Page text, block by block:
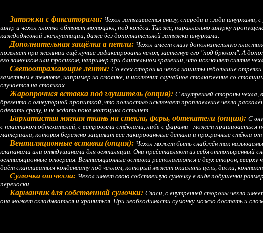
Затяжки с фиксаторами: Чехол затягивается снизу, спереди и сзади
шнур и чехол плотно обтянет мотоцикл, под колёса. Так же, параллельно шнурку
каждодневной эксплуатации, даже без дополнительной затяжки шнурками.
Дополнительная защёлка и петли: Чехол имеет снизу дополнительную
позвляет при желании ещё лучше зафиксировать чехол, застегнув его "под брюхом". А
его замочком или тросиком, например при длительном хранении, что исключяет снятие
Светоотражающие ленты: Со всех сторон на чехол нашиты небольшие
заметным в темноте, например на стоянке, и исключит случайное столкновение со
случается на стоянках.
Жаропрочная вставка под глушитель (опция): С внутренней стороны чехла,
брезента с огнеупорной пропиткой, что полностью исключает проплавление чехла
одевать сразу, и не ждать пока мотоцикл остынет.
Бархатистая мягкая ткань на стёкла, фары, обтекатели (опция): С
с пластиком обтекателей, с ветровыми стёклами, либо с фарами - может пришиваеться
материала, которая бережно защитит все лакированнные детали и прозрачные стёкла
Вентиляционные вставки (опция): Чехол может быть снабжён так
клапанами или оттдушинами для вентиляции. Они представляют из себя оттопыренный
вентиляционные отверсия. Вентиляционные вставки располагаются с двух сторон,
даёт скапливаться конденсату под чехлом, который может окислять цепь, диски,
Сумочка от чехла: Чехол имеет свою собственную сумочку в виде подушечки
переноски.
Карманчик для собственной сумочки: Сзади, с внутренней стороны чехла
она может складываться и храниться. При необходимости сумочку можно достать и